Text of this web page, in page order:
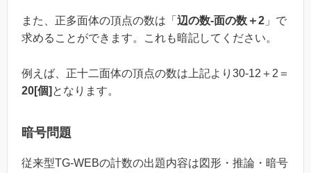
また、正多面体の頂点の数は「 辺の数-面の数＋2 」で
求めることができます。これも暗記してください。
例えば、正十二面体の頂点の数は上記より30-12＋2＝
20[個] となります。
暗号問題
従来型TG-WEBの計数の出題内容は図形・推論・暗号